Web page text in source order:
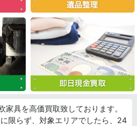
家具を高価買取致しております。
限らず、対象エリアでしたら、24